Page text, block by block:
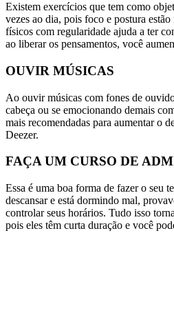
Existem exercícios que tem como
vezes ao dia, pois foco e postura
físicos com regularidade ajuda a ter
ao liberar os pensamentos, você
OUVIR MÚSICAS
Ao ouvir músicas com fones de
cabeça ou se emocionando demais
mais recomendadas para aumentar o
Deezer.
FAÇA UM CURSO DE
Essa é uma boa forma de fazer o seu
descansar e está dormindo mal,
controlar seus horários. Tudo isso
pois eles têm curta duração e você